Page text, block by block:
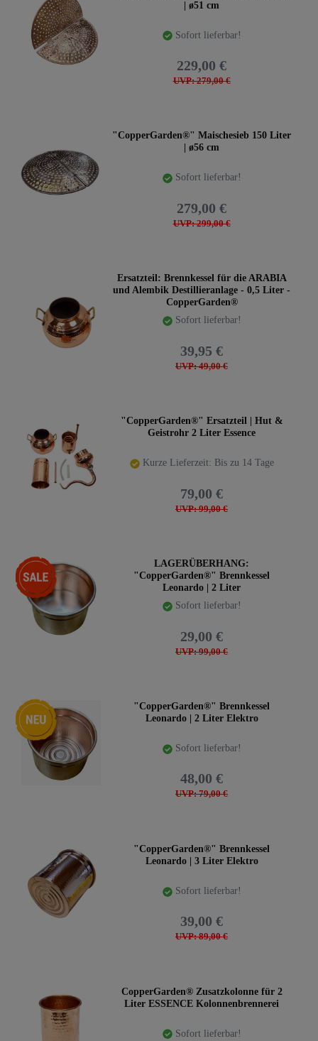
| ø51 cm
Sofort lieferbar!
UVP: 279,00 €
229,00 €
"CopperGarden®" Maischesieb 150 Liter
| ø56 cm
Sofort lieferbar!
UVP: 299,00 €
279,00 €
Ersatzteil: Brennkessel für die ARABIA
und Alembik Destillieranlage - 0,5 Liter -
CopperGarden®
Sofort lieferbar!
UVP: 49,00 €
39,95 €
"CopperGarden®" Ersatzteil | Hut &
Geistrohr 2 Liter Essence
Kurze Lieferzeit: Bis zu 14 Tage
UVP: 99,00 €
79,00 €
-71%
LAGERÜBERHANG:
"CopperGarden®" Brennkessel
Leonardo | 2 Liter
Sofort lieferbar!
UVP: 99,00 €
29,00 €
Neuheit
"CopperGarden®" Brennkessel
Leonardo | 2 Liter Elektro
Sofort lieferbar!
UVP: 79,00 €
48,00 €
"CopperGarden®" Brennkessel
Leonardo | 3 Liter Elektro
Sofort lieferbar!
UVP: 89,00 €
39,00 €
CopperGarden® Zusatzkolonne für 2
Liter ESSENCE Kolonnenbrennerei
Sofort lieferbar!